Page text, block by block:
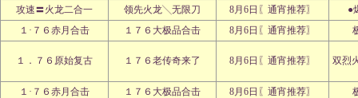
攻速〓火龙二合一
领先火龙╲无限刀 8月6日〖通宵推荐〗
●
１·７６赤月合击
１７６大极品合击 8月6日〖通宵推荐〗
１．７６原始复古 １７６老传奇来了 8月6日〖通宵推荐〗 双烈
１·７６赤月合击 １７６大极品合击 8月6日〖通宵推荐〗